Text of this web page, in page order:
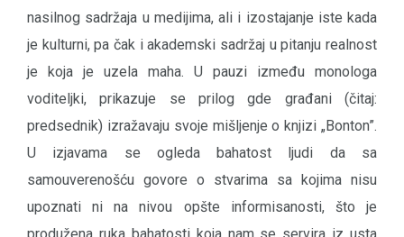
nasilnog sadržaja u medijima, ali i izostajanje iste kada
je kulturni, pa čak i akademski sadržaj u pitanju realnost
je koja je uzela maha. U pauzi između monologa
voditeljki, prikazuje se prilog gde građani (čitaj:
predsednik) izražavaju svoje mišljenje o knjizi „Bonton”.
U izjavama se ogleda bahatost ljudi da sa
samouverenošću govore o stvarima sa kojima nisu
upoznati ni na nivou opšte informisanosti, što je